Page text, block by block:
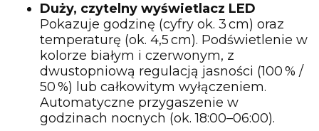
Duży, czytelny wyświetlacz LED
Pokazuje godzinę (cyfry ok. 3 cm) oraz
temperaturę (ok. 4,5 cm). Podświetlenie w
kolorze białym i czerwonym, z
dwustopniową regulacją jasności (100 % /
50 %) lub całkowitym wyłączeniem.
Automatyczne przygaszenie w
godzinach nocnych (ok. 18:00–06:00).